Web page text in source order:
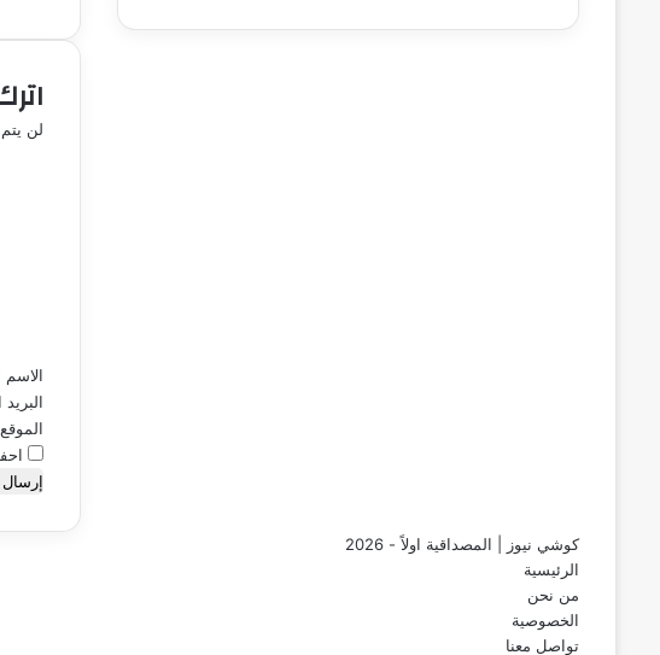
لن
الاسم
البريد
كوشي نيوز | المصداقية اولاً - 2026
الرئيسية
من نحن
الخصوصية
تواصل معنا